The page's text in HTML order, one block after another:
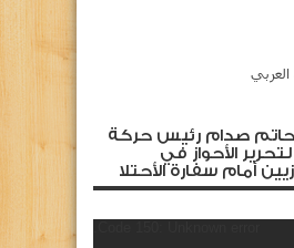
صدام رئيس حركة
الأحواز في
أمام سفارة الأحتلا